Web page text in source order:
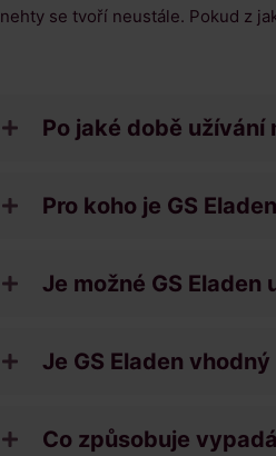
nehty se tvoří neustále. Pokud z
Po jaké době užívání
Pro koho je GS
Je možné GS
Je GS Eladen
Co způsobuje